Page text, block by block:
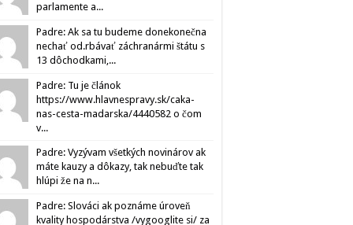
parlamente a...
Padre: Ak sa tu budeme donekonečna
nechať od.rbávať záchranármi štátu s
13 dôchodkami,...
Padre: Tu je článok
https://www.hlavnespravy.sk/caka-
nas-cesta-madarska/4440582 o čom
v...
Padre: Vyzývam všetkých novinárov ak
máte kauzy a dôkazy, tak nebuďte tak
hlúpi že na n...
Padre: Slováci ak poznáme úroveň
kvality hospodárstva /vygooglite si/ za